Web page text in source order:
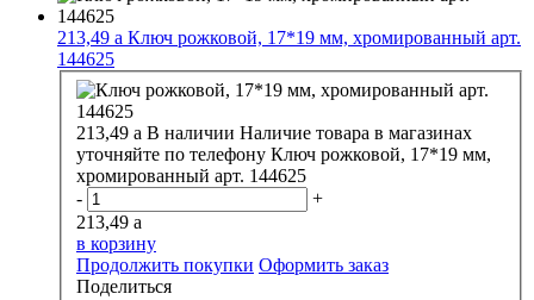
213,49 a Ключ рожковой, 17*19 мм, хромированный арт.
144625
213,49 a В наличии Наличие товара в магазинах
уточняйте по телефону Ключ рожковой, 17*19 мм,
хромированный арт. 144625
-
+
213,49 a
в корзину
Продолжить покупки Оформить заказ
Поделиться